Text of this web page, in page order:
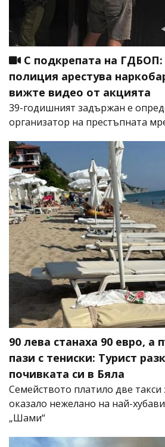
С подкрепата на ГДБОП:
полиция арестува
вижте видео от акцията
39-годишният задържан е
организатор на престъпната
90 лева станаха 90 евро, а
пази с тениски: Турист
почивката си в Бяла
Семейството платило две такси
оказало нежелано на най-
„Шами“